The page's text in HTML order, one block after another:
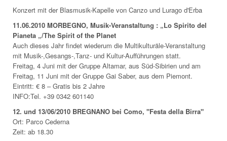
Konzert mit der Blasmusik-Kapelle von Canzo und Lurago d'Erba
11.06.2010 MORBEGNO, Musik-Veranstaltung : „Lo Spirito del
Pianeta „/The Spirit of the Planet
Auch dieses Jahr findet wiederum die Multikulturäle-Veranstaltung
mit Musik-,Gesangs-,Tanz- und Kultur-Aufführungen statt.
Freitag, 4 Juni mit der Gruppe Altamar, aus Süd-Sibirien und am
Freitag, 11 Juni mit der Gruppe Gai Saber, aus dem Piemont.
Eintritt: € 8 – Gratis bis 2 Jahre
INFO:Tel. +39 0342 601140
12. und 13/06/2010 BREGNANO bei Como, "Festa della Birra"
Ort: Parco Cederna
Zeit: ab 18.30